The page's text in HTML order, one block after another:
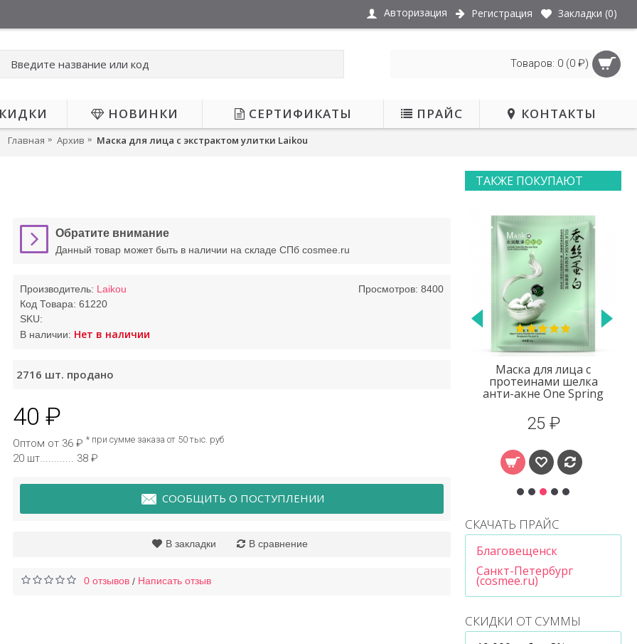
Авторизация Регистрация Закладки (0)
Товаров: 0 (0 ₽)
НОВИНКИ СЕРТИФИКАТЫ ПРАЙС КОНТАКТЫ
Главная Архив Маска для лица с экстрактом улитки Laikou
ТАКЖЕ ПОКУПАЮТ
для лица с
улитки Laikou
179 ₽
Маска для лица с
протеинами шелка
Images
20 ₽
СКАЧАТЬ ПРАЙС
Благовещенск
Санкт-Петербург
(cosmee.ru)
СКИДКИ ОТ СУММЫ
Обратите внимание
Данный товар может быть в наличии на складе СПб cosmee.ru
Просмотров: 8400
Производитель: Laikou
Код Товара: 61220
SKU:
В наличии: Нет в наличии
2716 шт. продано
40 ₽
Оптом от 36 ₽ * при сумме заказа от 50 тыс. руб
20 шт............ 38 ₽
СООБЩИТЬ О ПОСТУПЛЕНИИ
В закладки В сравнение
0 отзывов / Написать отзыв